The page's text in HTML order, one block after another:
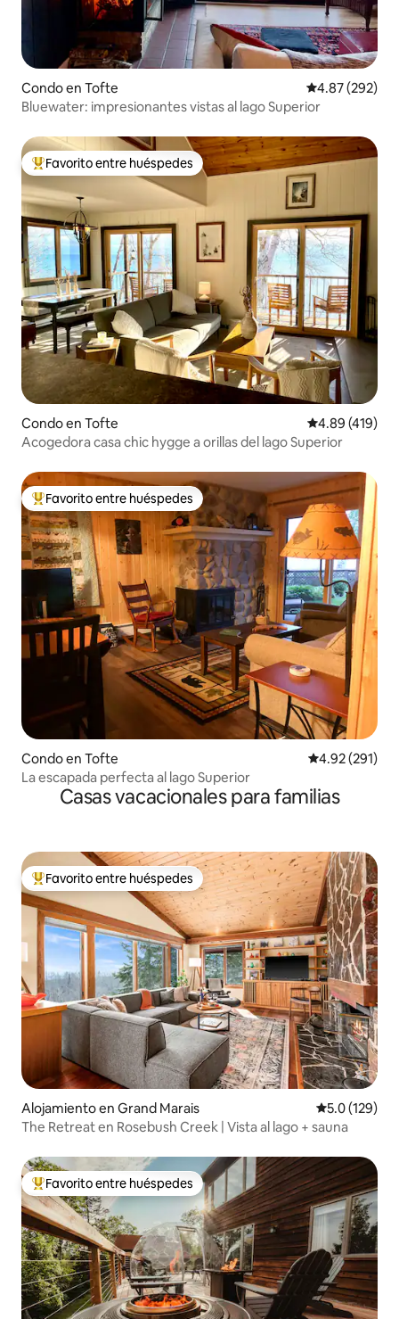
Condo en Tofte Calificación
4.87 (292)
Bluewater: impresionantes vistas al lago Superior
Favorito entre huéspedes preferido
Favorito entre huéspedes
Condo en Tofte Calificación
4.89 (419)
Acogedora casa chic hygge a orillas del lago Superior
Favorito entre huéspedes preferido
Favorito entre huéspedes
Condo en Tofte Calificación
4.92 (291)
La escapada perfecta al lago Superior
Casas vacacionales para familias
Favorito entre huéspedes preferido
Favorito entre huéspedes
Alojamiento en Grand Marais Calificación
5.0 (129)
The Retreat en Rosebush Creek | Vista al lago + sauna
Favorito entre huéspedes preferido
Favorito entre huéspedes